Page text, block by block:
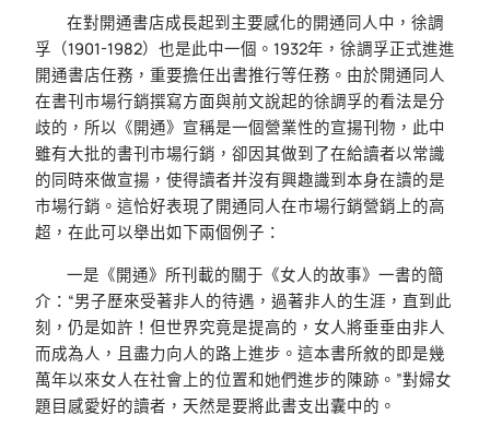
在對開通書店成長起到主要感化的開通同人中，徐調
孚（1901-1982）也是此中一個。1932年，徐調孚正式進進
開通書店任務，重要擔任出書推行等任務。由於開通同人
在書刊市場行銷撰寫方面與前文說起的徐調孚的看法是分
歧的，所以《開通》宣稱是一個營業性的宣揚刊物，此中
雖有大批的書刊市場行銷，卻因其做到了在給讀者以常識
的同時來做宣揚，使得讀者并沒有興趣識到本身在讀的是
市場行銷。這恰好表現了開通同人在市場行銷營銷上的高
超，在此可以舉出如下兩個例子：
一是《開通》所刊載的關于《女人的故事》一書的簡
介：“男子歷來受著非人的待遇，過著非人的生涯，直到此
刻，仍是如許！但世界究竟是提高的，女人將垂垂由非人
而成為人，且盡力向人的路上進步。這本書所敘的即是幾
萬年以來女人在社會上的位置和她們進步的陳跡。”對婦女
題目感愛好的讀者，天然是要將此書支出囊中的。